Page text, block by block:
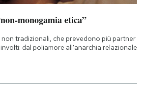
monogamia etica”
non tradizionali, che prevedono più partner
dal poliamore all'anarchia relazionale